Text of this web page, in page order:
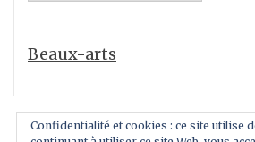
Beaux-arts
Confidentialité et cookies : ce site utilise